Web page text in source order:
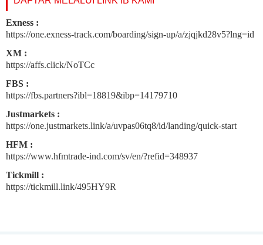
Exness :
https://one.exness-track.com/boarding/sign-up/a/zjqjkd28v5?lng=id
XM :
https://affs.click/NoTCc
FBS :
https://fbs.partners?ibl=18819&ibp=14179710
Justmarkets :
https://one.justmarkets.link/a/uvpas06tq8/id/landing/quick-start
HFM :
https://www.hfmtrade-ind.com/sv/en/?refid=348937
Tickmill :
https://tickmill.link/495HY9R